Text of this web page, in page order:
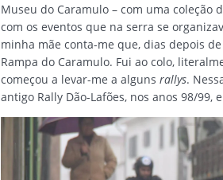
Museu do Caramulo – com uma coleção
com os eventos que na serra se
minha mãe conta-me que, dias depois
Rampa do Caramulo. Fui ao colo,
começou a levar-me a alguns rallys.
antigo Rally Dão-Lafões, nos anos 98/99,